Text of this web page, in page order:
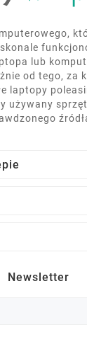
lub
od tego, za
laptopy
używany
Newsletter